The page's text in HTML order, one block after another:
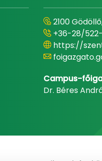
2100
+36-28/
https://
Campus-
Dr. Béres